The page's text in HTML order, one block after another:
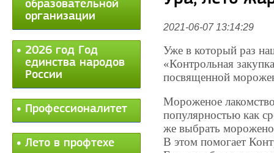
образовательной
организации
2026 год Год
единства народов
России
Профессионалитет
Лето в профтехе
2021-06-07 13:14:29
Уже в который раз
«Контрольная
посвященной
Мороженое
популярностью как
же выбрать
В этом помогает